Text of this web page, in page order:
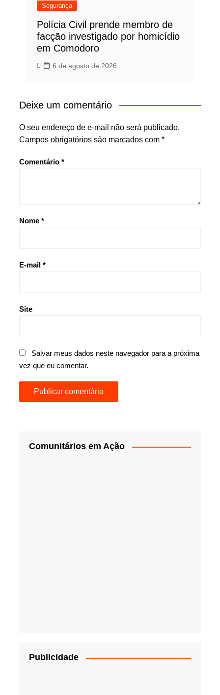
Segurança
Polícia Civil prende membro de
facção investigado por homicídio
em Comodoro
6 de agosto de 2026
Deixe um comentário
O seu endereço de e-mail não será publicado.
Campos obrigatórios são marcados com *
Comentário *
Nome *
E-mail *
Site
Salvar meus dados neste navegador para a próxima
vez que eu comentar.
Comunitários em Ação
Publicidade